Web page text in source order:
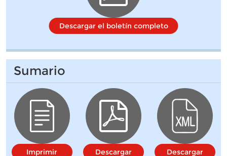
Descargar el boletín completo
Sumario
Imprimir Descargar Descargar